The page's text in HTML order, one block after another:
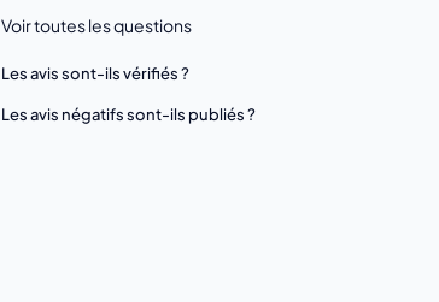
Voir toutes les questions
Les avis sont-ils vérifiés ?
Les avis négatifs sont-ils publiés ?